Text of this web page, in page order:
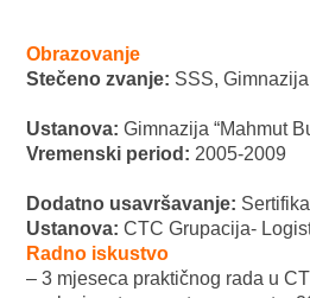
Obrazovanje
Stečeno zvanje: SSS, Gimnazija
Ustanova: Gimnazija “Mahmut
Vremenski period: 2005-2009
Dodatno usavršavanje:
Ustanova:CTC Grupacija-
Radno iskustvo
– 3 mjeseca praktičnog rada u